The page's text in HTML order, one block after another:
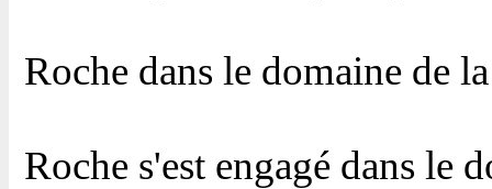
Roche dans le domaine de
Roche s'est engagé dans le